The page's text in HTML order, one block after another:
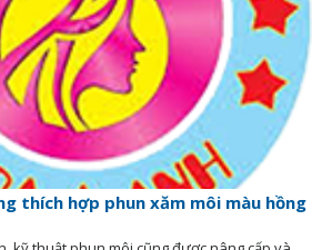
thích hợp phun xăm môi màu hồng